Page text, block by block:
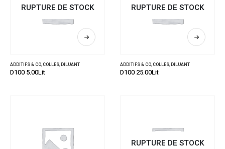
RUPTURE DE STOCK
ADDITIFS & CO,COLLES,DILUANT
D100 5.00Lit
RUPTURE DE STOCK
ADDITIFS & CO,COLLES,DILUANT
D100 25.00Lit
RUPTURE DE STOCK